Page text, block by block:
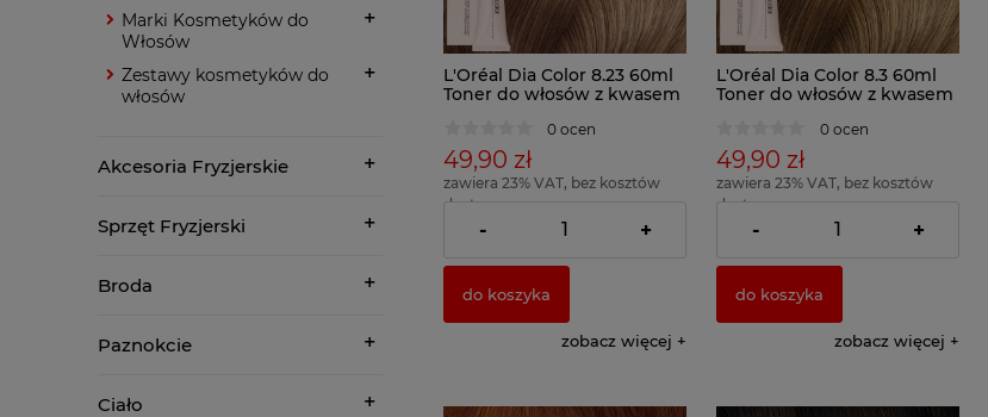
Marki Kosmetyków do
Włosów
Zestawy kosmetyków do
włosów
Akcesoria Fryzjerskie
Sprzęt Fryzjerski
Broda
Paznokcie
Ciało
L'Oréal Dia Color 8.23 60ml
Toner do włosów z kwasem
0 ocen
49,90 zł
zawiera 23% VAT, bez kosztów
dostawy
( 1 x 100ml = 83,17 zł )
- +
do koszyka
zobacz więcej
L'Oréal Dia Color 8.3 60ml
Toner do włosów z kwasem
0 ocen
49,90 zł
zawiera 23% VAT, bez kosztów
dostawy
( 1 x 100ml = 83,17 zł )
- +
do koszyka
zobacz więcej